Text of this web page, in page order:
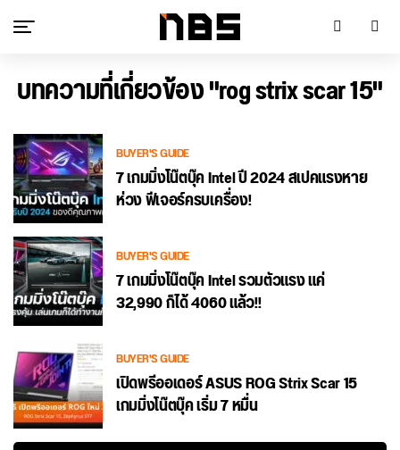
บทความที่เกี่ยวข้อง "rog strix scar 15"
BUYER'S GUIDE
7 เกมมิ่งโน๊ตบุ๊ค Intel ปี 2024 สเปคแรงหาย
ห่วง ฟีเจอร์ครบเครื่อง!
BUYER'S GUIDE
7 เกมมิ่งโน๊ตบุ๊ค Intel รวมตัวแรง แค่
32,990 ก็ได้ 4060 แล้ว!!
BUYER'S GUIDE
เปิดพรีออเดอร์ ASUS ROG Strix Scar 15
เกมมิ่งโน๊ตบุ๊ค เริ่ม 7 หมื่น